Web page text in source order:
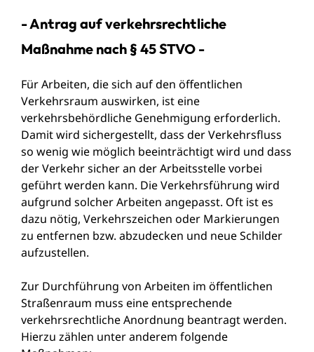
- Antrag auf verkehrsrechtliche
Maßnahme nach § 45 STVO -
Für Arbeiten, die sich auf den öffentlichen
Verkehrsraum auswirken, ist eine
verkehrsbehördliche Genehmigung erforderlich.
Damit wird sichergestellt, dass der Verkehrsfluss
so wenig wie möglich beeinträchtigt wird und dass
der Verkehr sicher an der Arbeitsstelle vorbei
geführt werden kann. Die Verkehrsführung wird
aufgrund solcher Arbeiten angepasst. Oft ist es
dazu nötig, Verkehrszeichen oder Markierungen
zu entfernen bzw. abzudecken und neue Schilder
aufzustellen.
Zur Durchführung von Arbeiten im öffentlichen
Straßenraum muss eine entsprechende
verkehrsrechtliche Anordnung beantragt werden.
Hierzu zählen unter anderem folgende